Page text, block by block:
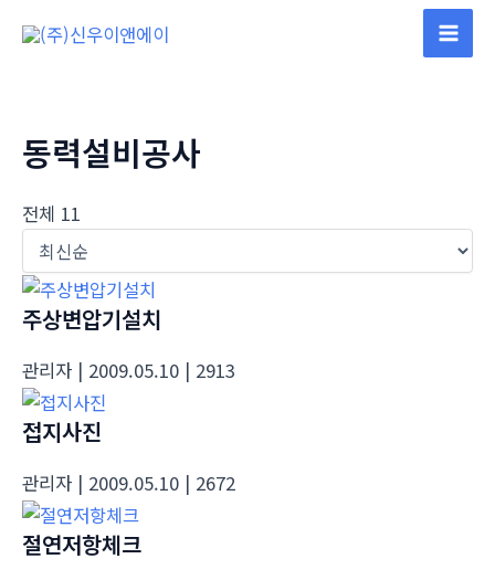
Main
동력설비공사
전체 11
주상변압기설치
관리자 | 2009.05.10 | 2913
접지사진
관리자 | 2009.05.10 | 2672
절연저항체크